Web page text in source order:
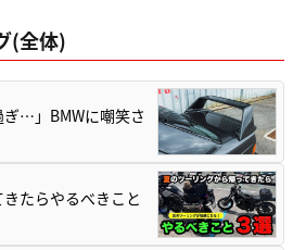
(全体)
ぎ…」BMWに嘲笑さ
たらやるべきこと